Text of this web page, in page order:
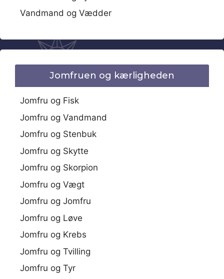
Vandmand og Vædder
Jomfruen og kærligheden
Jomfru og Fisk
Jomfru og Vandmand
Jomfru og Stenbuk
Jomfru og Skytte
Jomfru og Skorpion
Jomfru og Vægt
Jomfru og Jomfru
Jomfru og Løve
Jomfru og Krebs
Jomfru og Tvilling
Jomfru og Tyr